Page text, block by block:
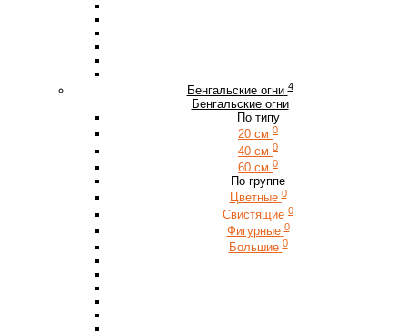
Бенгальские огни 4
Бенгальские огни
По типу
20 см 0
40 см 0
60 см 0
По группе
Цветные 0
Свистящие 0
Фигурные 0
Большие 0